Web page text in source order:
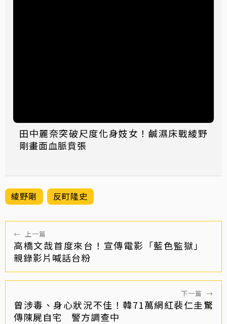
田中麗奈突破尺度化身妓女！鹹濕床戰綾野
剛畫面血脈賁張
綾野剛 反町隆史
← 上一篇
高橋文哉首度來台！宣傳電影「藍色監獄」
親錄影片喊話台粉
下一篇 →
曾涉毒、身心狀況不佳！韓71萬網紅裴仁圭驚
傳陳屍自宅 警方調查中